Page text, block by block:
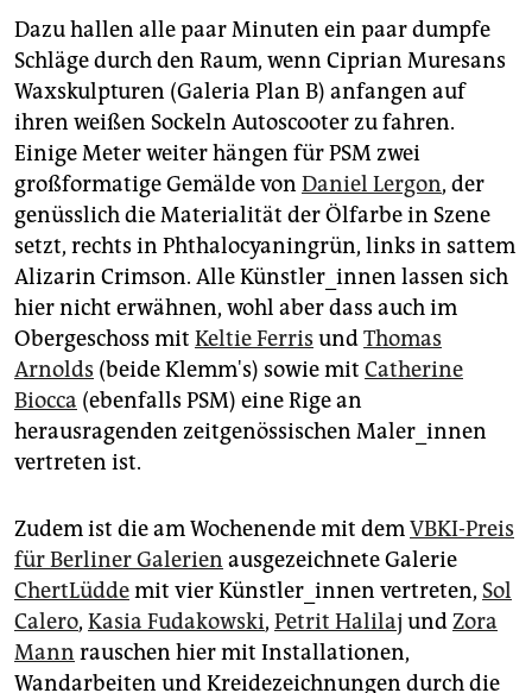
www.gallery-weekend-berlin.de
www.berlinartweek.de; Magazin:
digital.berlinartweek.de.
Dazu hallen alle paar Minuten ein paar dumpfe
Schläge durch den Raum, wenn Ciprian Muresans
Waxskulpturen (Galeria Plan B) anfangen auf
ihren weißen Sockeln Autoscooter zu fahren.
Einige Meter weiter hängen für PSM zwei
großformatige Gemälde von Daniel Lergon, der
genüsslich die Materialität der Ölfarbe in Szene
setzt, rechts in Phthalocyaningrün, links in sattem
Alizarin Crimson. Alle Künstler_innen lassen sich
hier nicht erwähnen, wohl aber dass auch im
Obergeschoss mit Keltie Ferris undThomas
Arnolds (beide Klemm's) sowie mit Catherine
Biocca (ebenfalls PSM) eine Rige an
herausragenden zeitgenössischen Maler_innen
vertreten ist.
Zudem ist die am Wochenende mit demVBKI-Preis
für Berliner Galerien ausgezeichnete Galerie
ChertLüddemit vier Künstler_innen vertreten, Sol
Calero, Kasia Fudakowski, Petrit Halilaj undZora
Mann rauschen hier mit Installationen,
Wandarbeiten und Kreidezeichnungen durch die